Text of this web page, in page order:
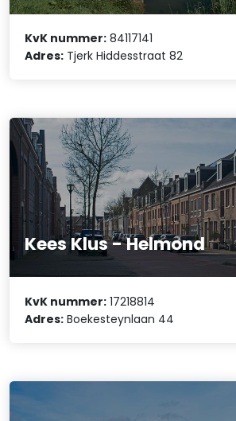
KvK nummer: 84117141
Adres: Tjerk Hiddesstraat 82
Kees Klus - Helmond
KvK nummer: 17218814
Adres: Boekesteynlaan 44